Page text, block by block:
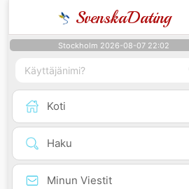
SvenskaDating
Stockholm 2026-08-07 22:02
Koti
Haku
Minun Viestit